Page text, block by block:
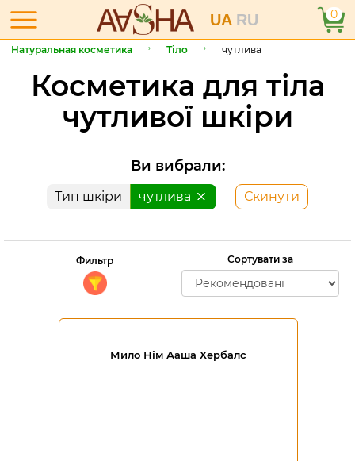
UA RU 0
Натуральная косметика Тіло чутлива
Косметика для тіла
чутливої шкіри
Ви вибрали:
Тип шкіри чутлива Скинути
Фильтр Сортувати за
Мило Нім Ааша Хербалс